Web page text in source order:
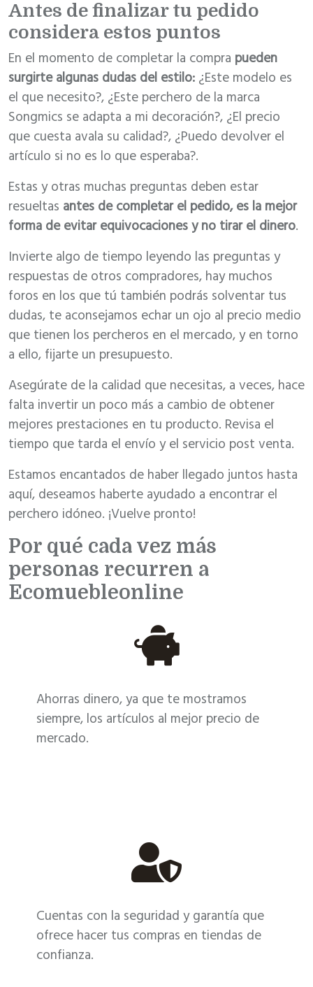
Antes de finalizar tu pedido
considera estos puntos
En el momento de completar la compra pueden
surgirte algunas dudas del estilo: ¿Este modelo es
el que necesito?, ¿Este perchero de la marca
Songmics se adapta a mi decoración?, ¿El precio
que cuesta avala su calidad?, ¿Puedo devolver el
artículo si no es lo que esperaba?.
Estas y otras muchas preguntas deben estar
resueltas antes de completar el pedido, es la mejor
forma de evitar equivocaciones y no tirar el dinero.
Invierte algo de tiempo leyendo las preguntas y
respuestas de otros compradores, hay muchos
foros en los que tú también podrás solventar tus
dudas, te aconsejamos echar un ojo al precio medio
que tienen los percheros en el mercado, y en torno
a ello, fijarte un presupuesto.
Asegúrate de la calidad que necesitas, a veces, hace
falta invertir un poco más a cambio de obtener
mejores prestaciones en tu producto. Revisa el
tiempo que tarda el envío y el servicio post venta.
Estamos encantados de haber llegado juntos hasta
aquí, deseamos haberte ayudado a encontrar el
perchero idóneo. ¡Vuelve pronto!
Por qué cada vez más
personas recurren a
Ecomuebleonline
Ahorras dinero, ya que te mostramos
siempre, los artículos al mejor precio de
mercado.
Cuentas con la seguridad y garantía que
ofrece hacer tus compras en tiendas de
confianza.